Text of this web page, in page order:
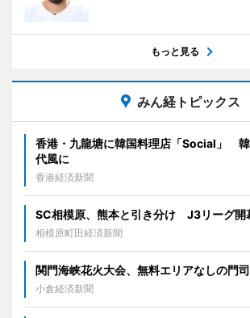
もっと見る
みん経トピックス
香港・九龍塘に韓国料理店「Social」
代風に
香港経済新聞
SC相模原、熊本と引き分け J3リーグ開
相模原町田経済新聞
関門海峡花火大会、無料エリアなしの門
小倉経済新聞